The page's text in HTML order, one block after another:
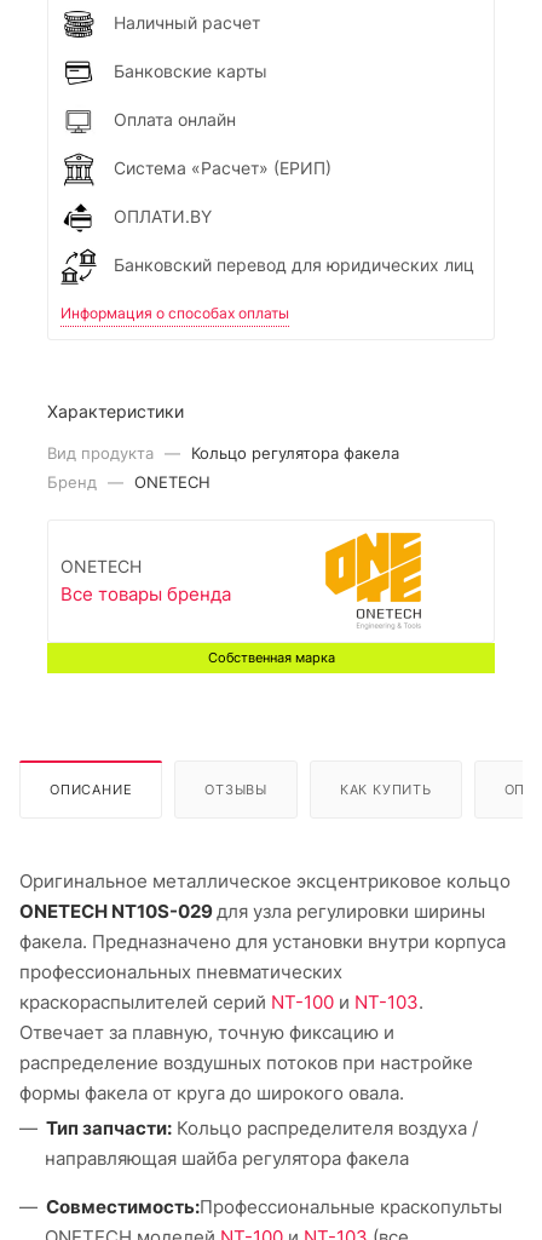
Наличный расчет
Банковские карты
Оплата онлайн
Система «Расчет» (ЕРИП)
ОПЛАТИ.BY
Банковский перевод для юридических лиц
Информация о способах оплаты
Характеристики
Вид продукта —
Кольцо регулятора факела
Бренд — ONETECH
ONETECH
Все товары бренда
Собственная марка
ОПИСАНИЕ ОТЗЫВЫ КАК КУПИТЬ
Оригинальное металлическое эксцентриковое кольцо
ONETECH NT10S-029для узла регулировки ширины
факела. Предназначено для установки внутри корпуса
профессиональных пневматических
краскораспылителей серий NT-100 и NT-103.
Отвечает за плавную, точную фиксацию и
распределение воздушных потоков при настройке
формы факела от круга до широкого овала.
Тип запчасти: Кольцо распределителя воздуха /
направляющая шайба регулятора факела
Совместимость:Профессиональные краскопульты